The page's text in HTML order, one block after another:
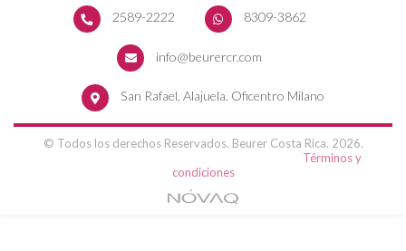
2589-2222 8309-3862
info@beurercr.com
San Rafael, Alajuela. Oficentro Milano
© Todos los derechos Reservados. Beurer Costa Rica. 2026.
Términos y
condiciones